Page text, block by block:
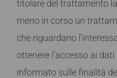
titolare del trattamento
meno in corso un
che riguardano
ottenere l’accesso ai
informato sulle finalità